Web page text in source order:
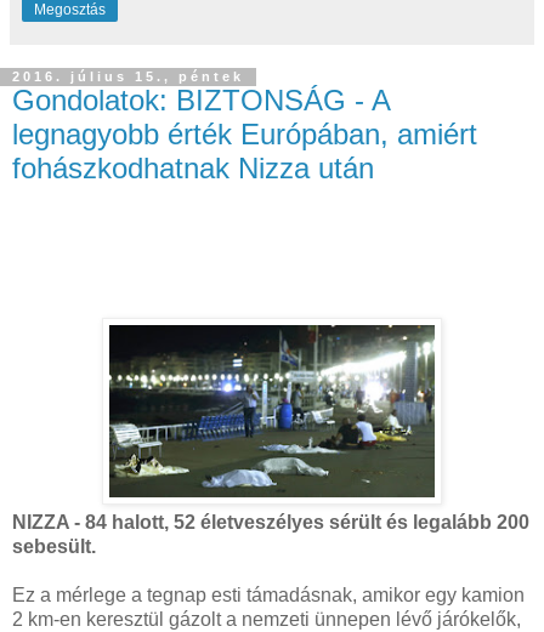
Megosztás
2016. július 15., péntek
Gondolatok: BIZTONSÁG - A
legnagyobb érték Európában, amiért
fohászkodhatnak Nizza után
NIZZA - 84 halott, 52 életveszélyes sérült és legalább 200
sebesült.
Ez a mérlege a tegnap esti támadásnak, amikor egy kamion
2 km-en keresztül gázolt a nemzeti ünnepen lévő járókelők,